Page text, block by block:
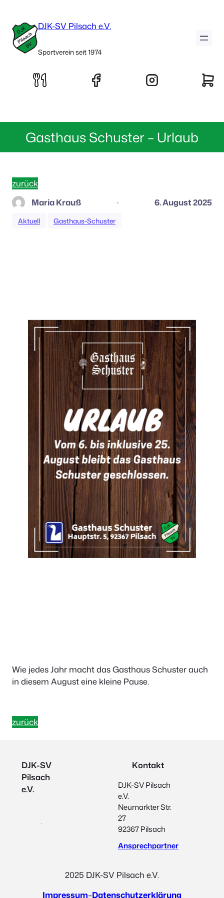
DJK-SV Pilsach e.V.
Sportverein seit 1974
Gasthaus Schuster – Urlaub
zurück
Maria Krauß
· 6. August 2025
Aktuell Gasthaus-Schuster
Wie jedes Jahr macht das Gasthaus Schuster auch
in diesem August eine kleine Pause.
zurück
DJK-SV
Pilsach
e.V.
Kontakt
DJK-SV Pilsach
e.V.
Neumarkter Str.
27
92367 Pilsach
Ansprechpartner
2025 DJK-SV Pilsach e.V.
Impressum–Datenschutzerklärung